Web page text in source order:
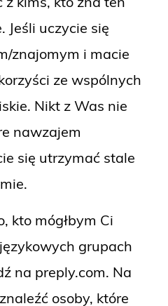
Jeśli uczycie się
znajomym i macie
ze wspólnych
Nikt z Was nie
nawzajem
się utrzymać stale
kto mógłbym Ci
grupach
na preply.com. Na
osoby, które